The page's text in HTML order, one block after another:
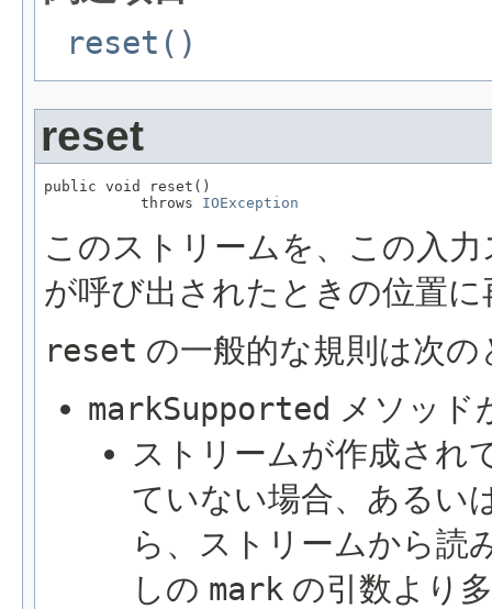
reset()
reset
public void reset()
           throws
IOException
このストリームを、この入
が呼び出されたときの位置
reset の一般的な規則は次
markSupported メソッド
ストリームが作成され
ていない場合、あるい
ら、ストリームから読
しの mark の引数より